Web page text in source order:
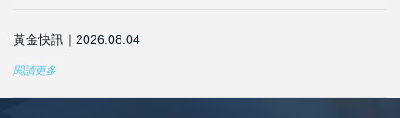
黃金快訊｜2026.08.04
閱讀更多